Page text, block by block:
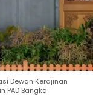
Dewan Kerajinan
PAD Bangka